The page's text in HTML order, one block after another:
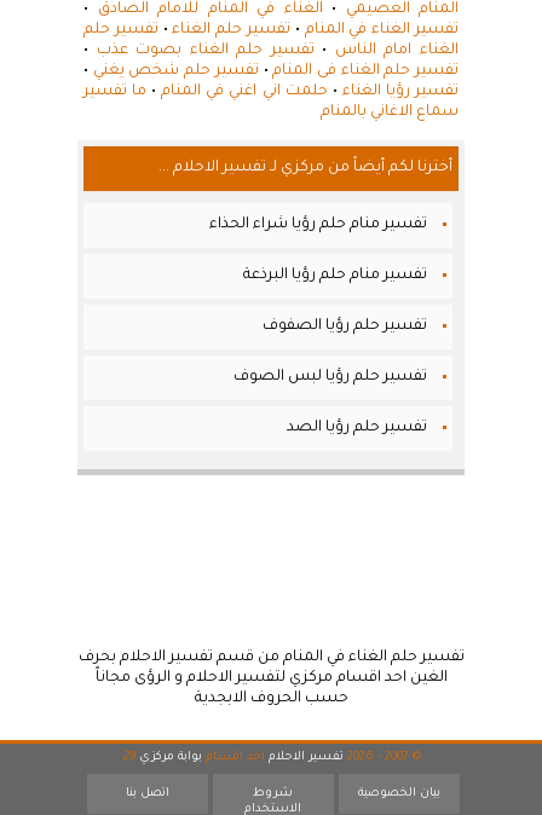
المنام العصيمي
• الغناء في المنام للامام الصادق
•
تفسير الغناء في المنام • تفسير حلم الغناء• تفسير حلم
الغناء امام الناس • تفسير حلم الغناء بصوت عذب
•
تفسير حلم الغناء فى المنام• تفسير حلم شخص يغني •
تفسير رؤيا الغناء • حلمت اني اغني في المنام• ما تفسير
سماع الاغاني بالمنام
أخترنا لكم أيضاً من مركزي لـ تفسير الاحلام ...
تفسير منام حلم رؤيا شراء الحذاء
تفسير منام حلم رؤيا البرذعة
تفسير حلم رؤيا الصفوف
تفسير حلم رؤيا لبس الصوف
تفسير حلم رؤيا الصد
تفسير حلم الغناء في المنام من قسم تفسير الاحلام بحرف
الغين احد اقسام مركزي لتفسير الاحلام و الرؤى مجاناً
حسب الحروف الابجدية
© 2007 - 2026 تفسير الاحلام احد اقسام بوابة مركزي 29
بيان الخصوصية
شروط
الاستخدام
اتصل بنا